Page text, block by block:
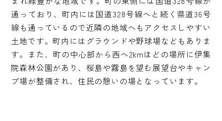
通っており、町内には国道328号線へと続く県道36号
線も通っているので近隣の地域へもアクセスしやすい
土地です。町内にはグラウンドや野球場などもありま
す。また、町の中心部から西へ2kmほどの場所に伊集
院森林公園があり、桜島や霧島を望む展望台やキャン
プ場が整備され、住民の憩いの場となっています。